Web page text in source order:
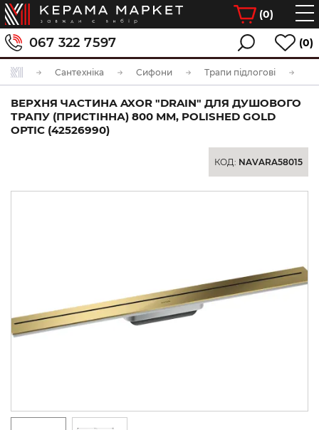
(0)
067 322 7597 (0)
Сантехніка Сифони Трапи підлогові
ВЕРХНЯ ЧАСТИНА AXOR "DRAIN" ДЛЯ ДУШОВОГО
ТРАПУ (ПРИСТІННА) 800 ММ, POLISHED GOLD
OPTIC (42526990)
КОД: NAVARA58015